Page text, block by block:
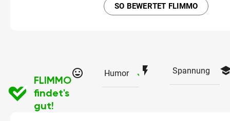
SO BEWERTET FLIMMO
FLIMMO
findet's
gut!
tag_faces Humor checked
flash_on Spannung